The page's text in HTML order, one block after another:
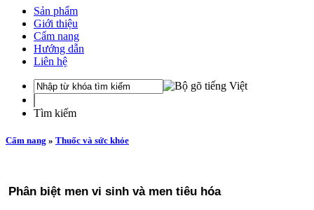
Sản phẩm
Giới thiệu
Cẩm nang
Hướng dẫn
Liên hệ
Tìm kiếm
Cẩm nang » Thuốc và sức khỏe
Phân biệt men vi sinh và men tiêu hóa